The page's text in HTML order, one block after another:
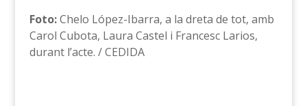
Foto:Chelo López-Ibarra, a la dreta de tot, amb
Carol Cubota, Laura Castel i Francesc Larios,
durant l’acte. / CEDIDA